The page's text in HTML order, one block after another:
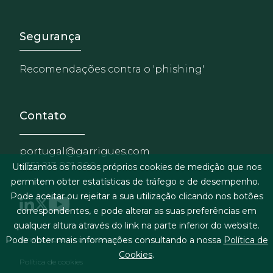
Footer - Extranet y
Segurança
Recomendações contra o 'phishing'
Contato
portugal@garrigues.com
+351 213 821 200
Menu de rodapé
Termos legais & condições gerais
Política de cookies
Utilizamos os nossos próprios cookies de medição que nos
permitem obter estatísticas de tráfego e de desempenho.
Pode aceitar ou rejeitar a sua utilização clicando nos botões
correspondentes, e pode alterar as suas preferências em
qualquer altura através do link na parte inferior do website.
Pode obter mais informações consultando a nossa Política de
Cookies.